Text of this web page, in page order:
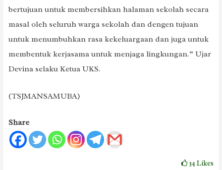
bertujuan untuk membersihkan halaman sekolah secara
masal oleh seluruh warga sekolah dan dengen tujuan
untuk menumbuhkan rasa kekeluargaan dan juga untuk
membentuk kerjasama untuk menjaga lingkungan.” Ujar
Devina selaku Ketua UKS.
(TSJMANSAMUBA)
Share
34Likes